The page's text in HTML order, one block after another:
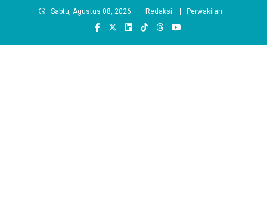
Sabtu, Agustus 08, 2026 Redaksi Perwakilan